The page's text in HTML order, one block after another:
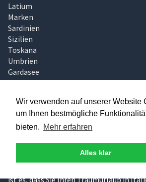
Wir verwenden auf unserer Website
um Ihnen bestmögliche
bieten. Mehr erfahren
Alles klar
Latium
Marken
Sardinien
Sizilien
Toskana
Umbrien
Gardasee
Elba
Traumhaftes Italien
Wir glauben, das Finden der richtigen
keine Glückssache sein, die zudem
intransparent ist. Deshalb haben wir
uns um diesen Teil gekümmert und
Ferienhäuser und Ferienwohnungen,
vor Ort angeschaut und für gut
ist es, dass Sie Ihren Traumurlaub in